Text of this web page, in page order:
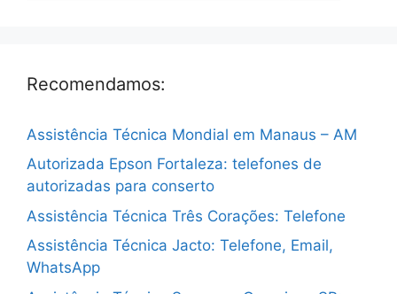
Recomendamos:
Assistência Técnica Mondial em Manaus – AM
Autorizada Epson Fortaleza: telefones de
autorizadas para conserto
Assistência Técnica Três Corações: Telefone
Assistência Técnica Jacto: Telefone, Email,
WhatsApp